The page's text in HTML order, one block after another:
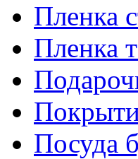
Пленка
Пленка
Посуда